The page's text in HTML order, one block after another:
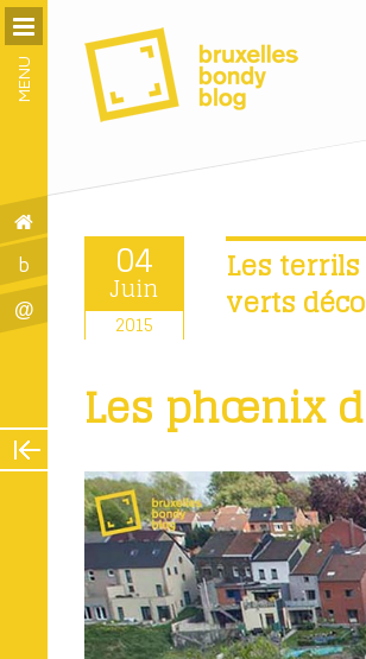
MENU
b
@
04
Juin
2015
Les
verts
Les phœnix